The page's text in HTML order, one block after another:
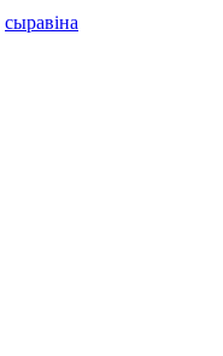
сыравіна